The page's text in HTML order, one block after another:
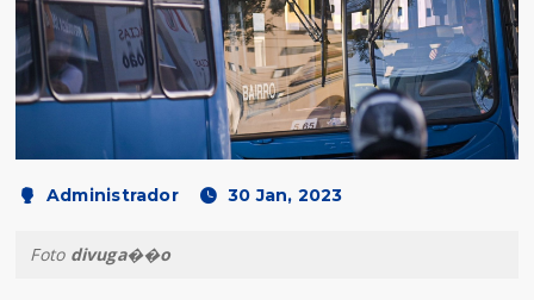
Administrador 30 Jan, 2023
Foto divuga��o